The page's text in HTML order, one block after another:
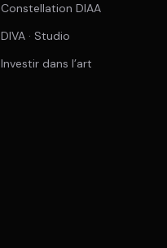
Constellation DIAA
DIVA · Studio
Investir dans l’art